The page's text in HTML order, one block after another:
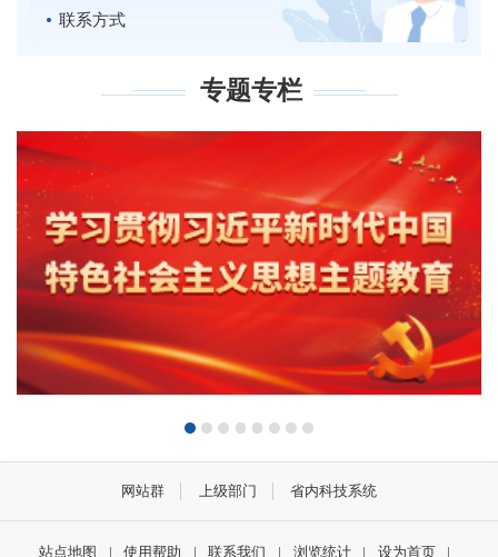
联系方式
专题专栏
网站群 上级部门 省内科技系统
站点地图 | 使用帮助 | 联系我们 | 浏览统计 | 设为首页 |